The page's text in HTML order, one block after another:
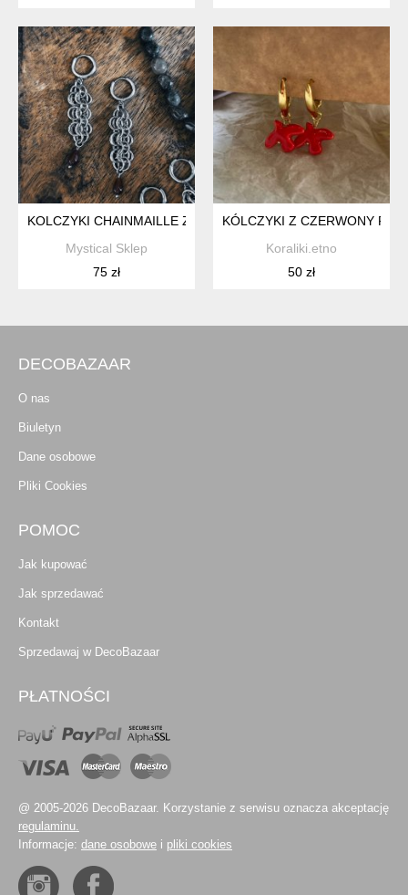
KOLCZYKI CHAINMAILLE Z GRANATEM ZE STALI
Mystical Sklep
75 zł
KÓLCZYKI Z CZERWONY
Koraliki.etno
50 zł
DECOBAZAAR
O nas
Biuletyn
Dane osobowe
Pliki Cookies
POMOC
Jak kupować
Jak sprzedawać
Kontakt
Sprzedawaj w DecoBazaar
PŁATNOŚCI
@ 2005-2026 DecoBazaar. Korzystanie z serwisu oznacza akceptację
regulaminu.
Informacje: dane osobowe i pliki cookies